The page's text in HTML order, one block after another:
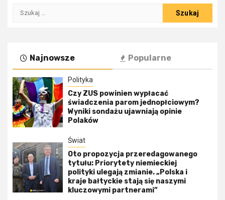
Szukaj:
Najnowsze Popularne
Polityka
Czy ZUS powinien wypłacać
świadczenia parom jednopłciowym?
Wyniki sondażu ujawniają opinie
Polaków
Świat
Oto propozycja przeredagowanego
tytułu: Priorytety niemieckiej
polityki ulegają zmianie. „Polska i
kraje bałtyckie stają się naszymi
kluczowymi partnerami”